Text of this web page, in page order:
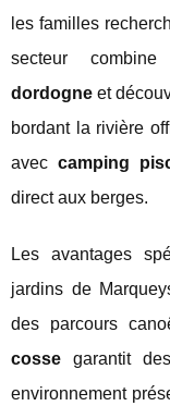
les familles
secteur
dordogne et
bordant la rivière
aveccamping
direct aux berges.
Les avantages
jardins de
des parcours
cosse garantit
environnement